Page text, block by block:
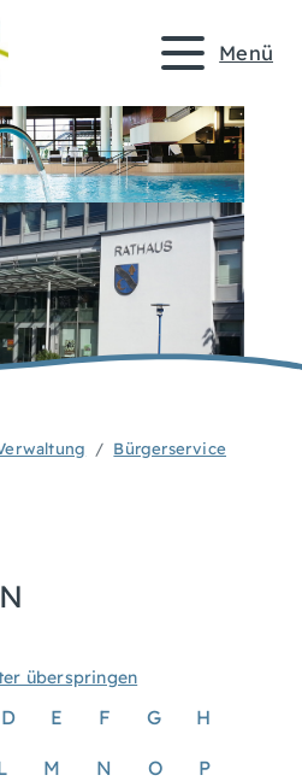
Menü
Bürgerservice
überspringen
D E F G H
M N O P